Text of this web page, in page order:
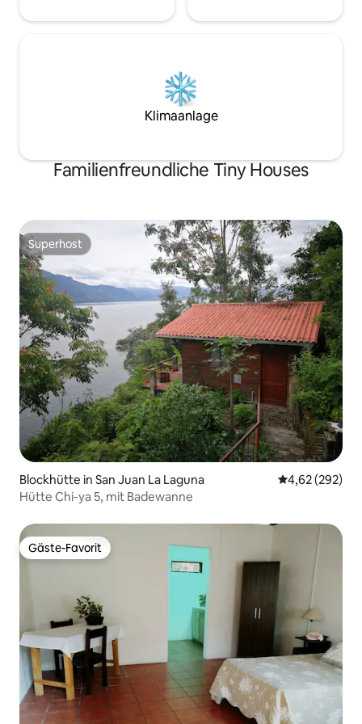
Klimaanlage
Familienfreundliche Tiny Houses
Superhost
Superhost
Blockhütte in San Juan La Laguna
4,62 (292)
Hütte Chi-ya 5, mit Badewanne
Gäste-Favorit
Gäste-Favorit